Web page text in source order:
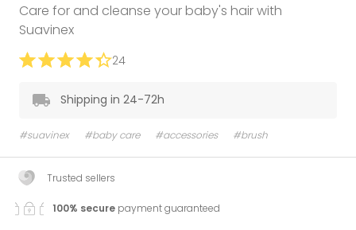
Care for and cleanse your baby's hair with
Suavinex
24
Shipping in 24-72h
#suavinex #baby care #accessories #brush
Trusted sellers
100% secure payment guaranteed